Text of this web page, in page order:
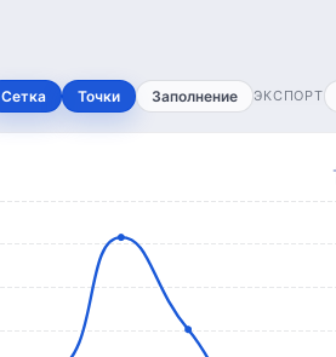
Сетка Точки Заполнение ЭКСПОРТ